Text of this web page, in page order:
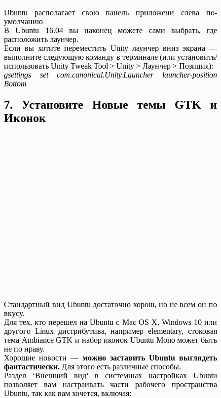
Ubuntu располагает свою панель приложени слева по-
умолчанию
В Ubuntu 16.04 вы наконец можете сами выбрать, где
расположить лаунчер.
Если вы хотите переместить Unity лаунчер вниз экрана —
выполните следующую команду в терминале (или установить/
использовать Unity Tweak Tool > Unity > Лаунчер > Позиция):
gsettings set com.canonical.Unity.Launcher launcher-position
Bottom
7. Установите Новые темы GTK и
Иконок
Стандартный вид Ubuntu достаточно хорош, но не всем он по
вкусу.
Для тех, кто перешел на Ubuntu с Mac OS X, Windows 10 или
другого Linux дистрибутива, например elementary, стоковая
тема Ambiance GTK и набор иконок Ubuntu Mono может быть
не по нраву.
Хорошие новости — можно заставить Ubuntu выглядеть
фантастически. Для этого есть различные способы.
Раздел ‘Внешний вид‘ в системных настройках Ubuntu
позволяет вам настраивать части рабочего пространства
Ubuntu, так как вам хочется, включая: